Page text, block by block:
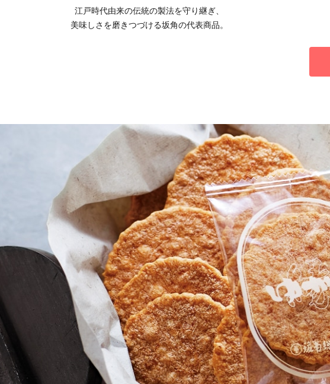
江戸時代由来の伝統の製法を守り継ぎ、
美味しさを磨きつづける坂角の代表商品。